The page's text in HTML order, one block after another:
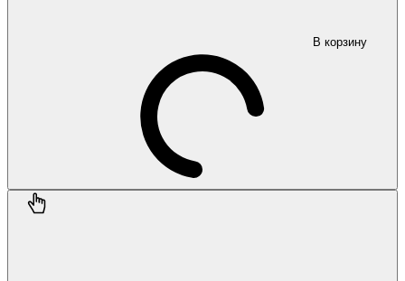
В корзину